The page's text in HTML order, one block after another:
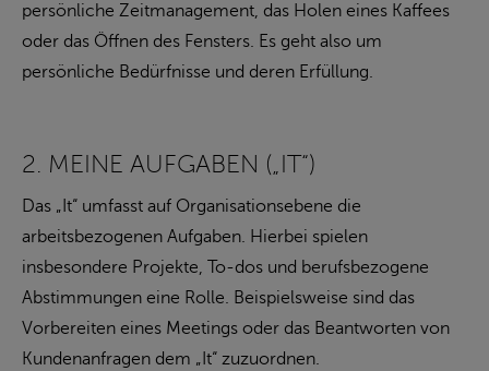
persönliche Zeitmanagement, das Holen eines Kaffees
oder das Öffnen des Fensters. Es geht also um
persönliche Bedürfnisse und deren Erfüllung.
2. MEINE AUFGABEN („IT“)
Das „It“ umfasst auf Organisationsebene die
arbeitsbezogenen Aufgaben. Hierbei spielen
insbesondere Projekte, To-dos und berufsbezogene
Abstimmungen eine Rolle. Beispielsweise sind das
Vorbereiten eines Meetings oder das Beantworten von
Kundenanfragen dem „It“ zuzuordnen.